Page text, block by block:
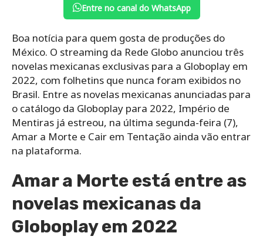
Entre no canal do WhatsApp
Boa notícia para quem gosta de produções do
México. O streaming da Rede Globo anunciou três
novelas mexicanas exclusivas para a Globoplay em
2022, com folhetins que nunca foram exibidos no
Brasil. Entre as novelas mexicanas anunciadas para
o catálogo da Globoplay para 2022, Império de
Mentiras já estreou, na última segunda-feira (7),
Amar a Morte e Cair em Tentação ainda vão entrar
na plataforma.
Amar a Morte está entre as
novelas mexicanas da
Globoplay em 2022